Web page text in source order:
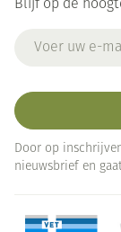
Blijf op de
Door op
nieuwsbrief en